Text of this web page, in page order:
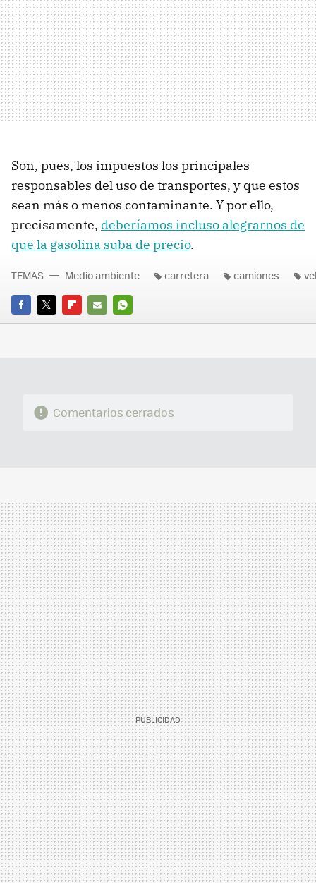
Son, pues, los impuestos los principales
responsables del uso de transportes, y que estos
sean más o menos contaminante. Y por ello,
precisamente, deberíamos incluso alegrarnos de
que la gasolina suba de precio.
FACEBOOK
TWITTERFLIPBOARD
E-
WHATSAPP
TEMAS Medio ambiente carretera camiones
Comentarios cerrados